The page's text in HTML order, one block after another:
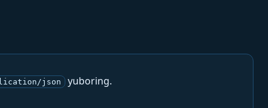
json
yuboring.